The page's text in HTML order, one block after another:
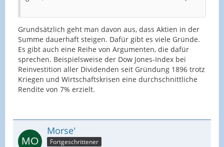
Grundsätzlich geht man davon aus, dass Aktien in der
Summe dauerhaft steigen. Dafür gibt es viele Gründe.
Es gibt auch eine Reihe von Argumenten, die dafür
sprechen. Beispielsweise der Dow Jones-Index bei
Reinvestition aller Dividenden seit Gründung 1896 trotz
Kriegen und Wirtschaftskrisen eine durchschnittliche
Rendite von 7% erzielt.
Morse'
Fortgeschrittener